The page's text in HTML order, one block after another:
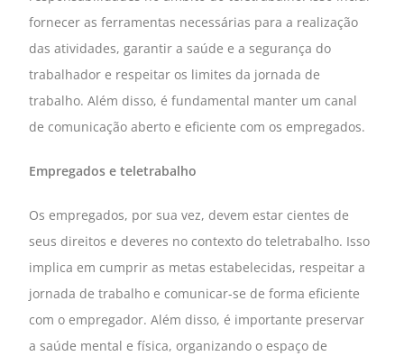
fornecer as ferramentas necessárias para a realização
das atividades, garantir a saúde e a segurança do
trabalhador e respeitar os limites da jornada de
trabalho. Além disso, é fundamental manter um canal
de comunicação aberto e eficiente com os empregados.
Empregados e teletrabalho
Os empregados, por sua vez, devem estar cientes de
seus direitos e deveres no contexto do teletrabalho. Isso
implica em cumprir as metas estabelecidas, respeitar a
jornada de trabalho e comunicar-se de forma eficiente
com o empregador. Além disso, é importante preservar
a saúde mental e física, organizando o espaço de